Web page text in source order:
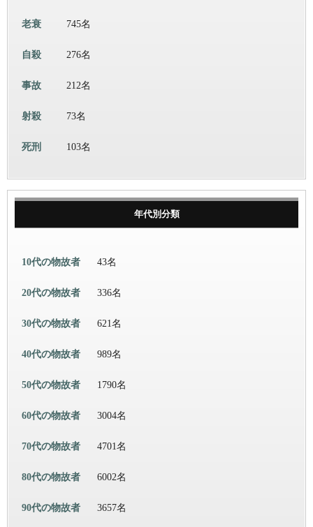
老衰 745名
自殺 276名
事故 212名
射殺 73名
死刑 103名
年代別分類
10代の物故者 43名
20代の物故者 336名
30代の物故者 621名
40代の物故者 989名
50代の物故者 1790名
60代の物故者 3004名
70代の物故者 4701名
80代の物故者 6002名
90代の物故者 3657名